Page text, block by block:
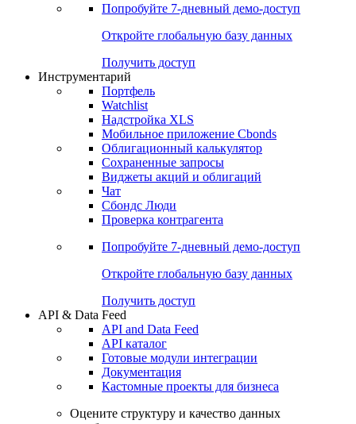
Попробуйте 7-дневный демо-доступ
Откройте глобальную базу данных
Получить доступ
Инструментарий
Портфель
Watchlist
Надстройка XLS
Мобильное приложение Cbonds
Облигационный калькулятор
Сохраненные запросы
Виджеты акций и облигаций
Чат
Сбондс Люди
Проверка контрагента
Попробуйте 7-дневный демо-доступ
Откройте глобальную базу данных
Получить доступ
API & Data Feed
API and Data Feed
API каталог
Готовые модули интеграции
Документация
Кастомные проекты для бизнеса
Оцените структуру и качество данных